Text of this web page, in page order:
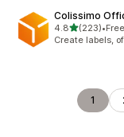
Colissimo
4.8de 5 estrellas
(223)
223 reseñas en
•
Create labels,
1